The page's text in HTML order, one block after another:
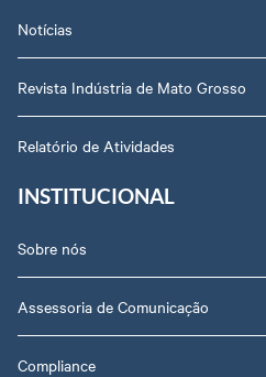
Notícias
Revista Indústria de Mato Grosso
Relatório de Atividades
INSTITUCIONAL
Sobre nós
Assessoria de Comunicação
Compliance